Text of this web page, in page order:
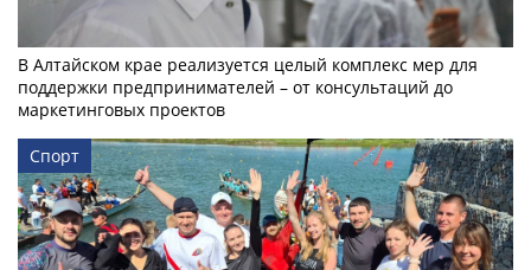
В Алтайском крае реализуется целый комплекс мер для
поддержки предпринимателей – от консультаций до
маркетинговых проектов
Спорт